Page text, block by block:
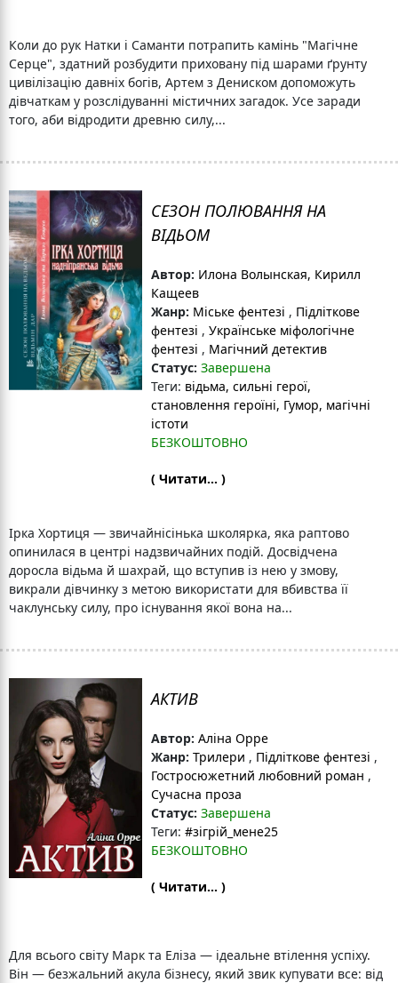
Коли до рук Натки і Саманти потрапить камінь "Магічне
Серце", здатний розбудити приховану під шарами ґрунту
цивілізацію давніх богів, Артем з Дениском допоможуть
дівчаткам у розслідуванні містичних загадок. Усе заради
того, аби відродити древню силу,...
СЕЗОН ПОЛЮВАННЯ НА
ВІДЬОМ
Автор: Илона Волынская, Кирилл
Кащеев
Жанр: Міське фентезі , Підліткове
фентезі , Українське міфологічне
фентезі , Магічний детектив
Статус: Завершена
Теги: відьма, сильні герої,
становлення героїні, Гумор, магічні
істоти
БЕЗКОШТОВНО
( Читати... )
Ірка Хортиця — звичайнісінька школярка, яка раптово
опинилася в центрі надзвичайних подій. Досвідчена
доросла відьма й шахрай, що вступив із нею у змову,
викрали дівчинку з метою використати для вбивства її
чаклунську силу, про існування якої вона на...
АКТИВ
Автор: Аліна Орре
Жанр: Трилери , Підліткове фентезі ,
Гостросюжетний любовний роман ,
Сучасна проза
Статус: Завершена
Теги: #зігрій_мене25
БЕЗКОШТОВНО
( Читати... )
Для всього світу Марк та Еліза — ідеальне втілення успіху.
Він — безжальний акула бізнесу, який звик купувати все: від